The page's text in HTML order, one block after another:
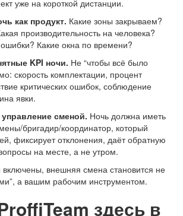
уже на короткой дистанции.
как продукт. Какие зоны закрываем?
производительность на человека?
ошибки? Какие окна по времени?
KPI ночи. Не “чтобы всё было
скорость комплектации, процент
критических ошибок, соблюдение
явки.
сменой. Ночь должна иметь
бригадир/координатор, который
фиксирует отклонения, даёт обратную
на месте, а не утром.
включены, внешняя смена становится не
а вашим рабочим инструментом.
здесь в